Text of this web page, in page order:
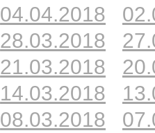
04.04.2018
28.03.2018
21.03.2018
14.03.2018
08.03.2018